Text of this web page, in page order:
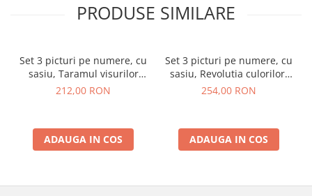
PRODUSE SIMILARE
Set 3 picturi pe numere, cu
sasiu, Taramul visurilor
aurite, 50x120 cm
212,00 RON
ADAUGA IN COS
Set 3 picturi pe numere, cu
sasiu, Revolutia culorilor,
50x150 cm
254,00 RON
ADAUGA IN COS